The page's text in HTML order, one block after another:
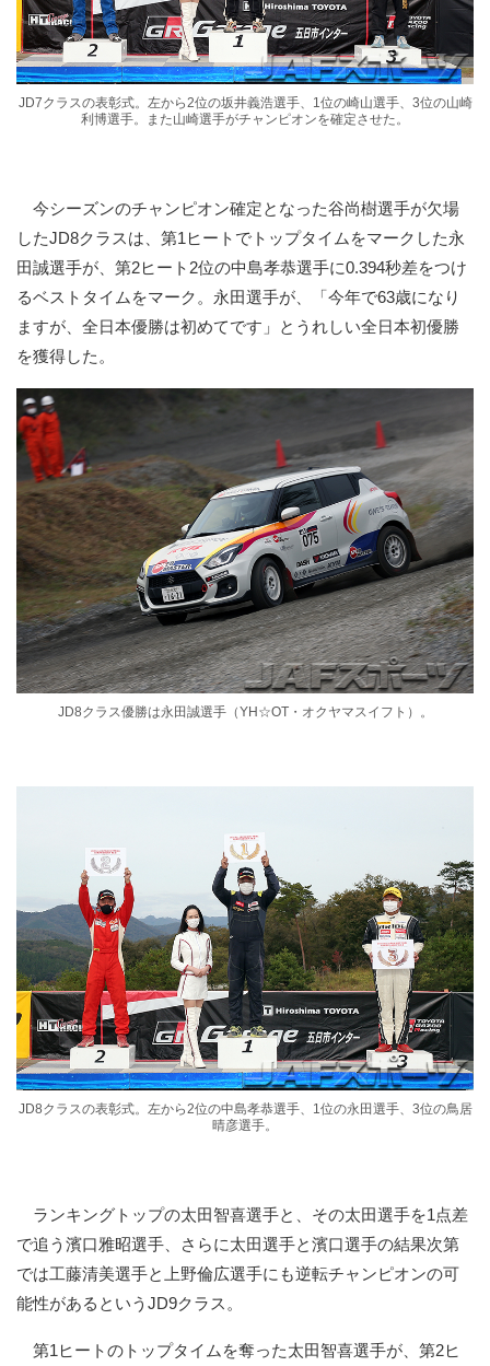
JD7クラスの表彰式。左から2位の坂井義浩選手、1位の崎山選手、3位の山崎
利博選手。また山崎選手がチャンピオンを確定させた。
今シーズンのチャンピオン確定となった谷尚樹選手が欠場
したJD8クラスは、第1ヒートでトップタイムをマークした永
田誠選手が、第2ヒート2位の中島孝恭選手に0.394秒差をつけ
るベストタイムをマーク。永田選手が、「今年で63歳になり
ますが、全日本優勝は初めてです」とうれしい全日本初優勝
を獲得した。
JD8クラス優勝は永田誠選手（YH☆OT・オクヤマスイフト）。
JD8クラスの表彰式。左から2位の中島孝恭選手、1位の永田選手、3位の鳥居
晴彦選手。
ランキングトップの太田智喜選手と、その太田選手を1点差
で追う濱口雅昭選手、さらに太田選手と濱口選手の結果次第
では工藤清美選手と上野倫広選手にも逆転チャンピオンの可
能性があるというJD9クラス。
第1ヒートのトップタイムを奪った太田智喜選手が、第2ヒ